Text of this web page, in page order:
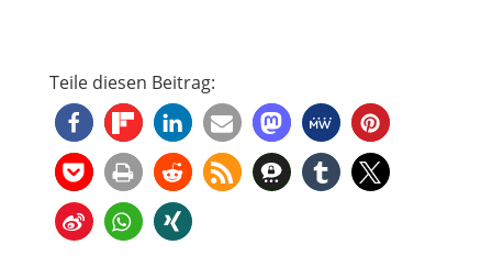
Teile diesen Beitrag: